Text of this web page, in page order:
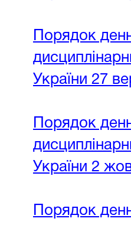
Порядок
України 27
Порядок
України 2
Порядок